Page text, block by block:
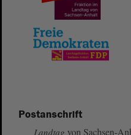
Postanschrift
Landtag von Sachsen-